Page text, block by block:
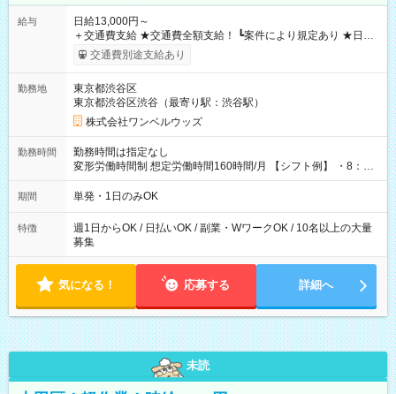
給与
日給13,000円～
＋交通費支給 ★交通費全額支給！ ┗案件により規定あり ★日払
いOK！（規定あり） ┗働いたその日に現金GET♪ お仕事後はコ
ンビニATMから 日払い分を引き落とせます！ 【試用期間】試
交通費別途支給あり
勤務地
東京都渋谷区
東京都渋谷区渋谷（最寄り駅：渋谷駅）
株式会社ワンベルウッズ
勤務時間
勤務時間は指定なし
変形労働時間制 想定労働時間160時間/月 【シフト例】 ・8：00
～21：00
期間 単発・1日のみOK
特徴
週1日からOK / 日払いOK / 副業・WワークOK / 10名以上の大量
募集
気になる！ 応募する 詳細へ
未読